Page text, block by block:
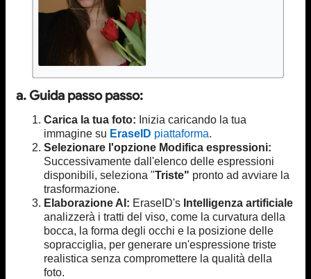
a. Guida passo passo:
Carica la tua foto: Inizia caricando la tua
immagine su EraseID piattaforma.
Selezionare l'opzione Modifica espressioni:
Successivamente dall'elenco delle espressioni
disponibili, seleziona "Triste" pronto ad avviare la
trasformazione.
Elaborazione AI: EraseID's Intelligenza artificiale
analizzerà i tratti del viso, come la curvatura della
bocca, la forma degli occhi e la posizione delle
sopracciglia, per generare un'espressione triste
realistica senza compromettere la qualità della
foto.